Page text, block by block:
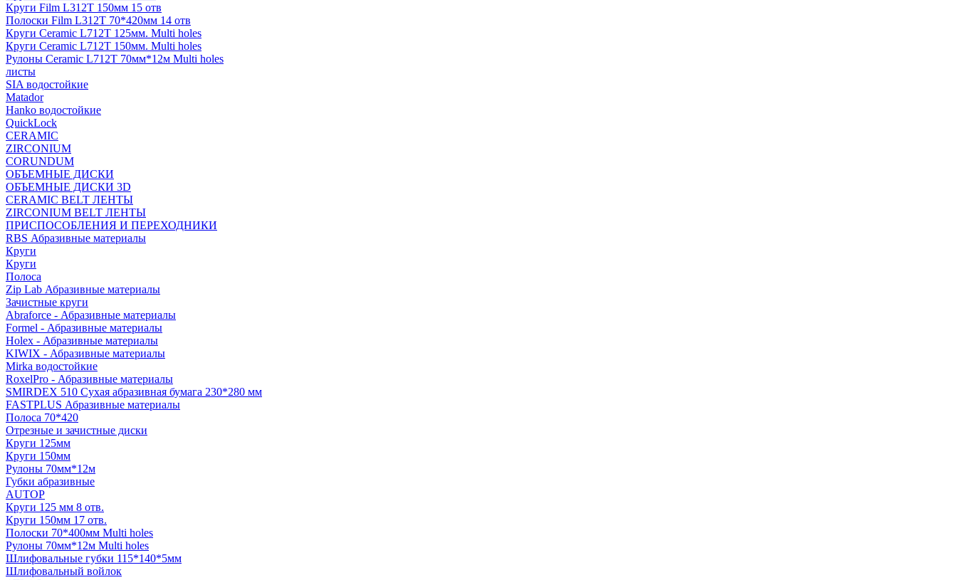
Круги Film L312T 150мм 15 отв
Полоски Film L312T 70*420мм 14 отв
Круги Ceramic L712T 125мм. Multi holes
Круги Ceramic L712T 150мм. Multi holes
Рулоны Ceramic L712T 70мм*12м Multi holes
листы
SIA водостойкие
Matador
Hanko водостойкие
QuickLock
CERAMIC
ZIRCONIUM
СORUNDUM
ОБЪЕМНЫЕ ДИСКИ
ОБЪЕМНЫЕ ДИСКИ 3D
CERAMIC BELT ЛЕНТЫ
ZIRCONIUM BELT ЛЕНТЫ
ПРИСПОСОБЛЕНИЯ И ПЕРЕХОДНИКИ
RBS Абразивные материалы
Круги
Круги
Полоса
Zip Lab Абразивные материалы
Зачистные круги
Abraforce - Абразивные материалы
Formel - Абразивные материалы
Holex - Абразивные материалы
KIWIX - Абразивные материалы
Mirka водостойкие
RoxelPro - Абразивные материалы
SMIRDEX 510 Сухая абразивная бумага 230*280 мм
FASTPLUS Абразивные материалы
Полоса 70*420
Отрезные и зачистные диски
Круги 125мм
Круги 150мм
Рулоны 70мм*12м
Губки абразивные
AUTOP
Круги 125 мм 8 отв.
Круги 150мм 17 отв.
Полоски 70*400мм Multi holes
Рулоны 70мм*12м Multi holes
Шлифовальные губки 115*140*5мм
Шлифовальный войлок